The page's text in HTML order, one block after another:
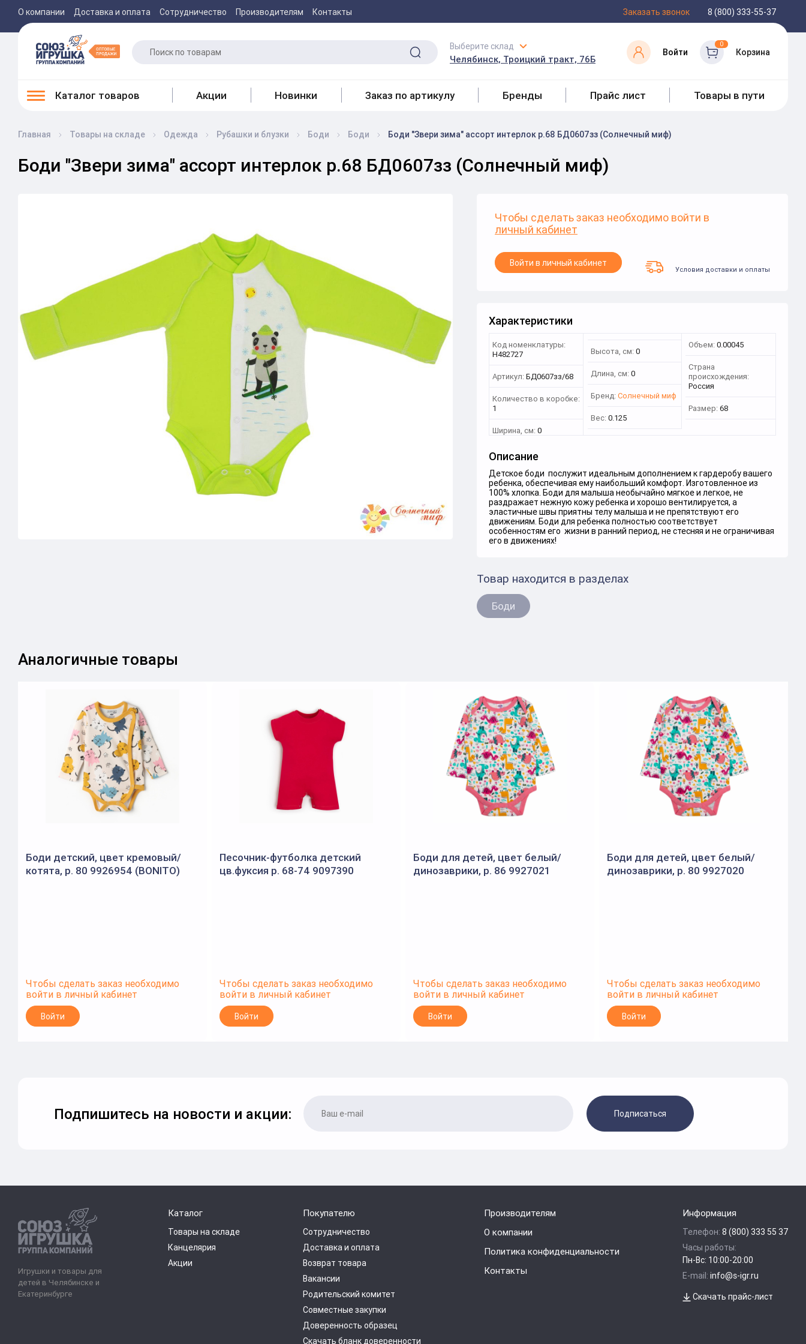
О компании Доставка и оплата Сотрудничество Производителям Контакты Заказать звонок 8 (800) 333-55-37
Выберите склад
Челябинск, Троицкий тракт, 76Б
Войти
0
Корзина
Каталог товаров Акции Новинки Заказ по артикулу Бренды Прайс лист Товары в пути
Главная Товары на складе Одежда Рубашки и блузки Боди Боди Боди "Звери зима" ассорт интерлок р.68 БД0607зз (Солнечный миф)
Боди "Звери зима" ассорт интерлок р.68 БД0607зз (Солнечный миф)
Чтобы сделать заказ необходимо войти в
личный кабинет
Войти в личный кабинет
Условия доставки и оплаты
Характеристики
Код номенклатуры:
Н482727
Артикул: БД0607зз/68
Количество в коробке:
1
Ширина, см: 0
Высота, см: 0
Длина, см: 0
Бренд: Солнечный миф
Вес: 0.125
Объем: 0.00045
Страна
происхождения:
Россия
Размер: 68
Описание
Детское боди послужит идеальным дополнением к гардеробу вашего
ребенка, обеспечивая ему наибольший комфорт. Изготовленное из
100% хлопка. Боди для малыша необычайно мягкое и легкое, не
раздражает нежную кожу ребенка и хорошо вентилируется, а
эластичные швы приятны телу малыша и не препятствуют его
движениям. Боди для ребенка полностью соответствует
особенностям его жизни в ранний период, не стесняя и не ограничивая
его в движениях!
Товар находится в разделах
Боди
Аналогичные товары
Боди детский, цвет кремовый/
котята, р. 80 9926954 (BONITO)
Чтобы сделать заказ необходимо
войти в личный кабинет
Войти
Песочник-футболка детский
цв.фуксия р. 68-74 9097390
Чтобы сделать заказ необходимо
войти в личный кабинет
Войти
Боди для детей, цвет белый/
динозаврики, р. 86 9927021
Чтобы сделать заказ необходимо
войти в личный кабинет
Войти
Боди для детей, цвет белый/
динозаврики, р. 80 9927020
Чтобы сделать заказ необходимо
войти в личный кабинет
Войти
Подпишитесь на новости и акции: Подписаться
Игрушки и товары для
детей в Челябинске и
Екатеринбурге
Каталог
Товары на складе
Канцелярия
Акции
Покупателю
Сотрудничество
Доставка и оплата
Возврат товара
Вакансии
Родительский комитет
Совместные закупки
Доверенность образец
Скачать бланк доверенности
Производителям
О компании
Политика конфиденциальности
Контакты
Информация
Телефон: 8 (800) 333 55 37
Часы работы:
Пн-Вс: 10:00-20:00
E-mail: info@s-igr.ru
Скачать прайс-лист